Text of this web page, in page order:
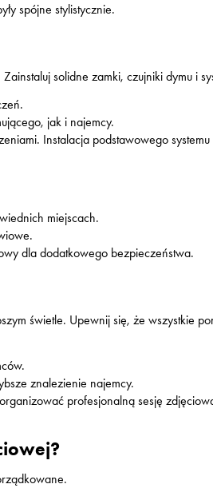
spójne stylistycznie.
solidne zamki, czujniki dymu i
jak i najemcy.
Instalacja podstawowego
miejscach.
dla dodatkowego bezpieczeństwa.
świetle. Upewnij się, że wszystkie
znalezienie najemcy.
profesjonalną sesję